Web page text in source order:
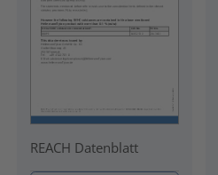
REACH Datenblatt